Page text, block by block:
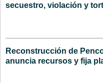
secuestro, violación y
Reconstrucción de
anuncia recursos y fija